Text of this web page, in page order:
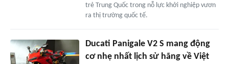
trẻ Trung Quốc trong nỗ lực khởi nghiệp vươn
ra thị trường quốc tế.
Ducati Panigale V2 S mang động
cơ nhẹ nhất lịch sử hãng về Việt